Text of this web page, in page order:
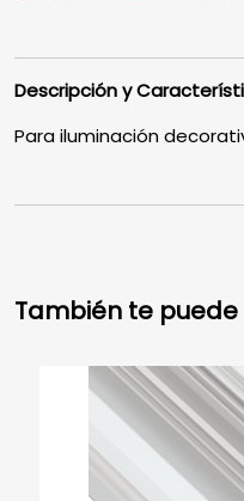
Descripción y
Para iluminación
También te